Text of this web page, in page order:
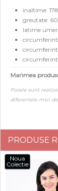
inaltime:
greutate:
latime
Marimea
Pozele sunt
diferentele mici
PRODUSE
Noua
Colectie